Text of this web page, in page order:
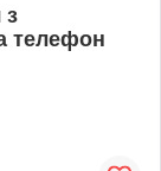
з
телефон